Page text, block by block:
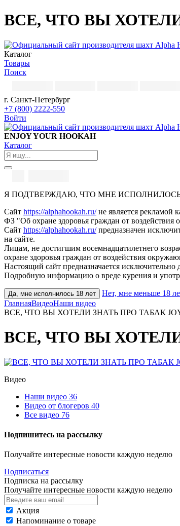
ВСЕ, ЧТО ВЫ ХОТЕЛИ
Каталог
Товары
Поиск
г. Санкт-Петербург
+7 (800) 2222-550
Войти
ENJOY YOUR HOOKAH
Каталог
Я ПОДТВЕРЖДАЮ, ЧТО МНЕ
Сайт https://alphahookah.ru/не является рекламой
ФЗ "Об охране здоровья граждан от воздействия
Сайт https://alphahookah.ru/предназначен
на сайте.
Лицам, не достигшим восемнадцатилетнего
охране здоровья граждан от воздействия
Настоящий сайт предназначается
Подробную информацию о вреде курения и
Да, мне исполнилось 18 лет
Нет, мне меньше 18
ГлавнаяВидеоНаши видео
ВСЕ, ЧТО ВЫ ХОТЕЛИ ЗНАТЬ ПРО ТАБАК JOY. |
ВСЕ, ЧТО ВЫ ХОТЕЛИ
Видео
Наши видео 36
Видео от блогеров 40
Все видео 76
Подпишитесь на рассылку
Получайте интересные новости каждую неделю
Подписаться
Подписка на рассылку
Получайте интересные новости каждую неделю
Акция
Напоминание о товаре